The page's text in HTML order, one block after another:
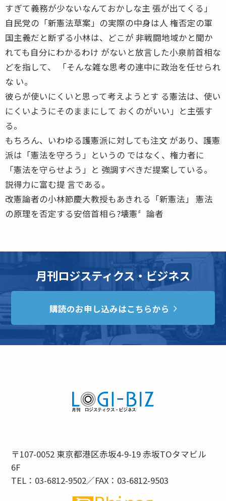
すぎて義務が少ないなんておかしな主 張が出てくる」
自民党の「新憲法草案」の実際の中身は人 権否定の軍
国主義だと断ずる小林は、どこが 非戦闘地域かと聞か
れても自分にわかるわけ がないと放言した小泉前首相な
どを指して、 「そんな雑な思考の連中に政治を任せられ
な い。
彼らが使いにくいと思って考えようとす る憲法は、使い
にくいようにそのままにして おくのがいい」と主張す
る。
もちろん、いわゆる護憲派に対しても注文 があり、護憲
派は「憲法を守ろう」というの ではなく、権力者に
「憲法を守らせよう」と 強調すべきだ提案している。
説得力に富む提 言である。
改憲論者の小林節慶大教授もあきれる「新憲法」 憲法
の原理を否定する安倍首相ら?壊憲〞論者
月刊ロジスティクス・ビジネス
購読のお申し込みはこちらから
〒107-0052 東京都港区赤坂4-9-19 赤坂TOタマビル
6F
TEL：03-6812-9502／FAX：03-6812-9503